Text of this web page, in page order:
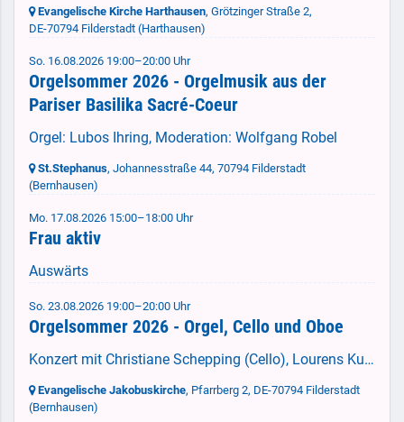
Evangelische Kirche Harthausen, Grötzinger Straße 2,
DE-70794 Filderstadt (Harthausen)
So. 16.08.2026 19:00–20:00 Uhr
Orgelsommer 2026 - Orgelmusik aus der
Pariser Basilika Sacré-Coeur
Orgel: Lubos Ihring, Moderation: Wolfgang Robel
St.Stephanus, Johannesstraße 44, 70794 Filderstadt
(Bernhausen)
Mo. 17.08.2026 15:00–18:00 Uhr
Frau aktiv
Auswärts
So. 23.08.2026 19:00–20:00 Uhr
Orgelsommer 2026 - Orgel, Cello und Oboe
Konzert mit Christiane Schepping (Cello), Lourens Kuijper (Oboe) und Jaco van Leeuwen (Orgel)
Evangelische Jakobuskirche, Pfarrberg 2, DE-70794 Filderstadt
(Bernhausen)